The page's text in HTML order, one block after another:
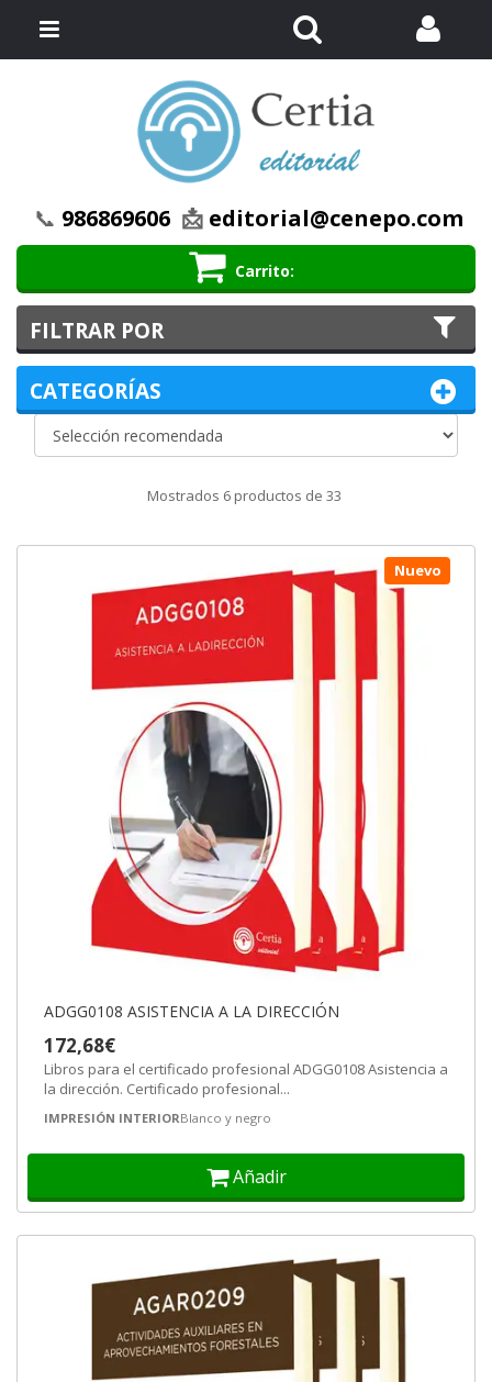
📞 986869606 📩 editorial@cenepo.com
Carrito
Menú
Mostrados 6 productos de 33
ADGG0108 ASISTENCIA A LA DIRECCIÓN
Nuevo
172,68€
Libros para el certificado profesional ADGG0108 Asistencia a
la dirección. Certificado profesional...
IMPRESIÓN INTERIORBlanco y negro
Añadir
FILTRAR POR
CATEGORÍAS